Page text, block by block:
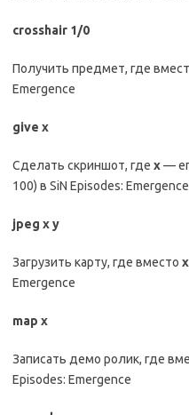
crosshair 1/0
Получить предмет, где
Emergence
give х
Сделать скриншот, где х—
100) в SiN Episodes: Emergence
jpeg x y
Загрузить карту, где вместо х
Emergence
map х
Записать демо ролик, где
Episodes: Emergence